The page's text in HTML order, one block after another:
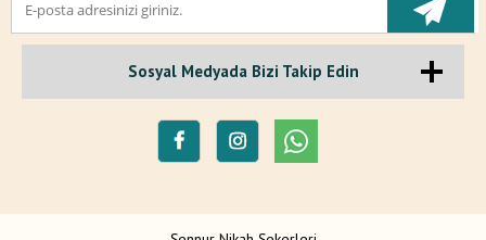
Sosyal Medyada Bizi Takip Edin